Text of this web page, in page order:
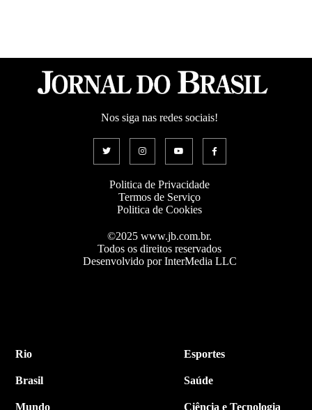
Nos siga nas redes sociais!
Politica de Privacidade
Termos de Serviço
Politica de Cookies
©2025 www.jb.com.br.
Todos os direitos reservados
Desenvolvido por InterMedia LLC
Rio
Brasil
Mundo
Esportes
Saúde
Ciência e Tecnologia